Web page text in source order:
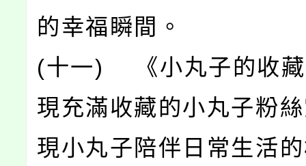
的幸福瞬間。
(十一) 《小丸子的收藏
現充滿收藏的小丸子粉
現小丸子陪伴日常生活